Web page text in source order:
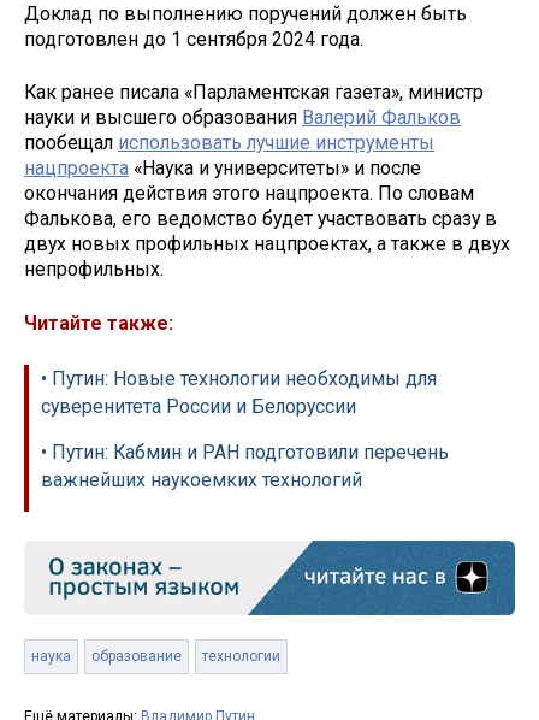
Доклад по выполнению поручений должен быть
подготовлен до 1 сентября 2024 года.
Как ранее писала «Парламентская газета», министр
науки и высшего образования Валерий Фальков
пообещал использовать лучшие инструменты
нацпроекта «Наука и университеты» и после
окончания действия этого нацпроекта. По словам
Фалькова, его ведомство будет участвовать сразу в
двух новых профильных нацпроектах, а также в двух
непрофильных.
Читайте также:
• Путин: Новые технологии необходимы для
суверенитета России и Белоруссии
• Путин: Кабмин и РАН подготовили перечень
важнейших наукоемких технологий
наука образование технологии
Ещё материалы: Владимир Путин